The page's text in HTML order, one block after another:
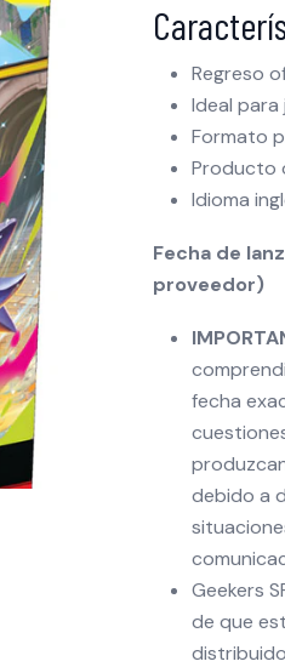
Regreso
Ideal
Formato
Producto
Idioma
Fecha de
proveedor)
fecha
debido a
Geekers
de que